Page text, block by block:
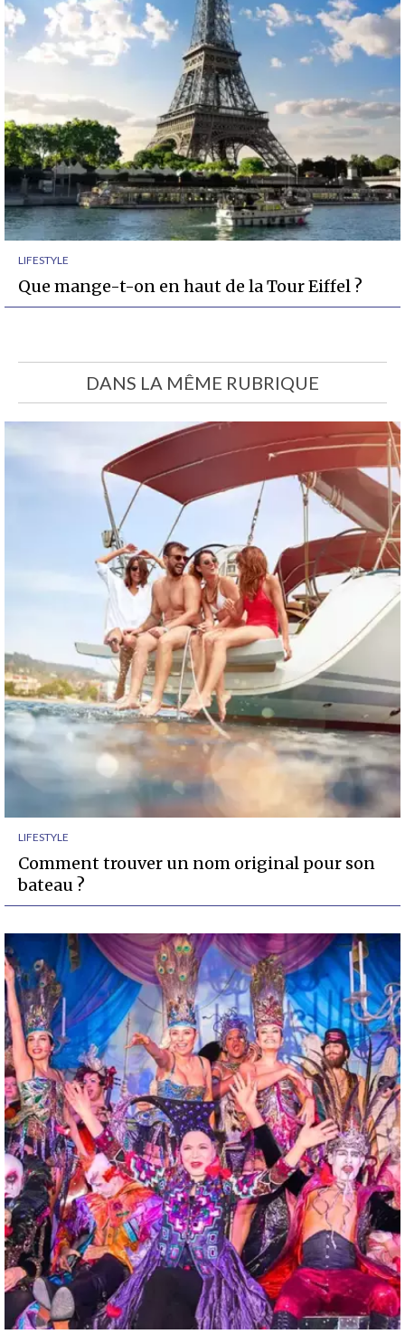
LIFESTYLE
Que mange-t-on en haut de la Tour Eiffel ?
DANS LA MÊME RUBRIQUE
LIFESTYLE
Comment trouver un nom original pour son
bateau ?